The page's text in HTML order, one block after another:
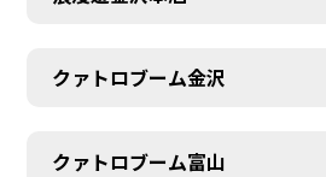
クァトロブーム金沢
クァトロブーム富山